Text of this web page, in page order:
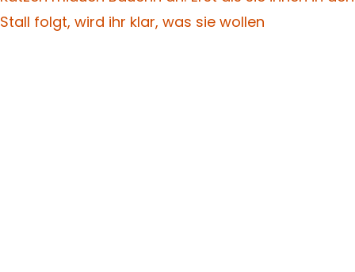
Stall folgt, wird ihr klar, was sie wollen